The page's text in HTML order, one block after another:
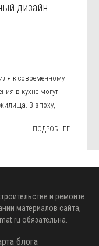
дизайн
к современному
в кухне могут
В эпоху,
ПОДРОБНЕЕ
и ремонте.
материалов сайта,
обязательна.
блога